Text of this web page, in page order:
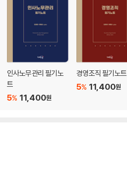
인사노무관리 필기노
트
11,400원
5%
경영조직 필기노트
11,400원
5%